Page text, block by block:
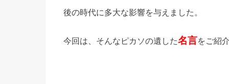
後の時代に多大な影響を与えました。
今回は、そんなピカソの遺した名言をご紹